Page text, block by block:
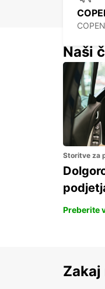
Naši
Storitve za
Preberite
Zakaj